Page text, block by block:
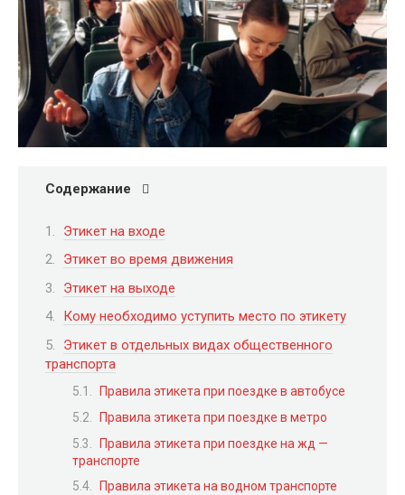
Содержание
Этикет на входе
Этикет во время движения
Этикет на выходе
Кому необходимо уступить место по этикету
Этикет в отдельных видах общественного
транспорта
Правила этикета при поездке в автобусе
Правила этикета при поездке в метро
Правила этикета при поездке на жд —
транспорте
Правила этикета на водном транспорте